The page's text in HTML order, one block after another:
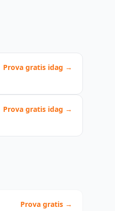
Prova gratis idag →
Prova gratis idag →
Prova gratis →